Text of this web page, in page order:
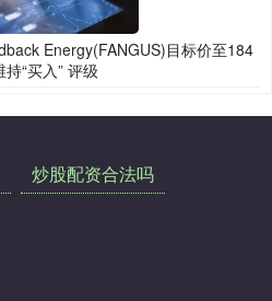
Energy(FANGUS)目标价至184
持“买入” 评级
炒股配资合法吗